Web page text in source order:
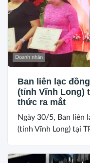
Doanh nhân
Ban liên lạc
(tỉnh Vĩnh Long)
thức ra mắt
Ngày 30/5, Ban liên
(tỉnh Vĩnh Long) tại